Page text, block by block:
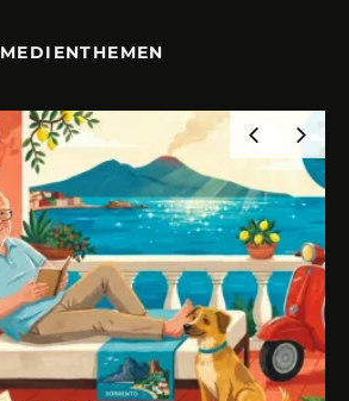
MEDIENTHEMEN